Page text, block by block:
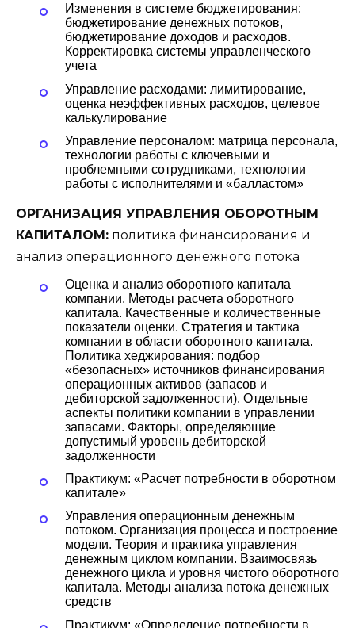
Изменения в системе бюджетирования:
бюджетирование денежных потоков,
бюджетирование доходов и расходов.
Корректировка системы управленческого
учета
Управление расходами: лимитирование,
оценка неэффективных расходов, целевое
калькулирование
Управление персоналом: матрица персонала,
технологии работы с ключевыми и
проблемными сотрудниками, технологии
работы с исполнителями и «балластом»
ОРГАНИЗАЦИЯ УПРАВЛЕНИЯ ОБОРОТНЫМ
КАПИТАЛОМ: политика финансирования и
анализ операционного денежного потока
Оценка и анализ оборотного капитала
компании. Методы расчета оборотного
капитала. Качественные и количественные
показатели оценки. Стратегия и тактика
компании в области оборотного капитала.
Политика хеджирования: подбор
«безопасных» источников финансирования
операционных активов (запасов и
дебиторской задолженности). Отдельные
аспекты политики компании в управлении
запасами. Факторы, определяющие
допустимый уровень дебиторской
задолженности
Практикум: «Расчет потребности в оборотном
капитале»
Управления операционным денежным
потоком. Организация процесса и построение
модели. Теория и практика управления
денежным циклом компании. Взаимосвязь
денежного цикла и уровня чистого оборотного
капитала. Методы анализа потока денежных
средств
Практикум: «Определение потребности в